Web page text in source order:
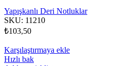
Yapışkanlı Deri Notluklar
SKU: 11210
₺103,50
Karşılaştırmaya ekle
Hızlı bak